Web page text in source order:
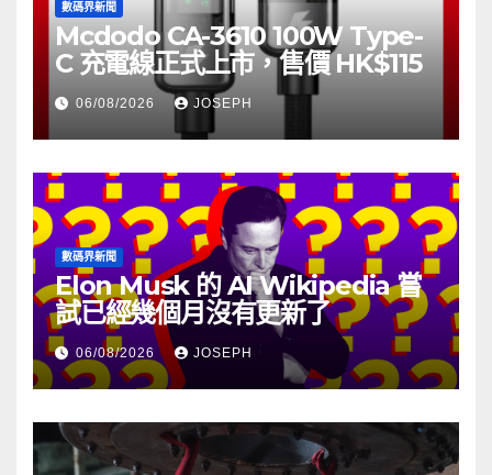
數碼界新聞
Mcdodo CA-3610 100W Type-
C 充電線正式上市，售價 HK$115
06/08/2026 JOSEPH
數碼界新聞
Elon Musk 的 AI Wikipedia 嘗
試已經幾個月沒有更新了
06/08/2026 JOSEPH